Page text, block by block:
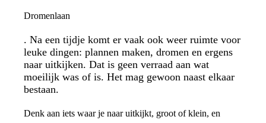
Dromenlaan
. Na een tijdje komt er vaak ook weer ruimte voor
leuke dingen: plannen maken, dromen en ergens
naar uitkijken. Dat is geen verraad aan wat
moeilijk was of is. Het mag gewoon naast elkaar
bestaan.
Denk aan iets waar je naar uitkijkt, groot of klein, en